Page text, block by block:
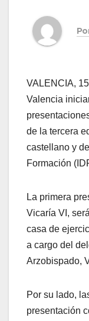
VALENCIA,
Valencia
de la tercera
castellano y
Formación
La primera
Vicaría VI,
casa de
a cargo del
Arzobispado,
Por su lado,
presentación